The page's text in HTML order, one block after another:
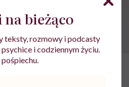
na bieżąco
teksty, rozmowy i podcasty
i codziennym życiu.